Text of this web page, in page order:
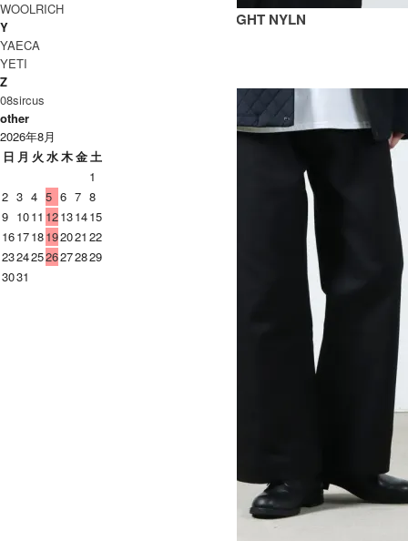
MASSEY SNM - 1380WR FEATHERLIGHT NYLN
209,000円(税込)
STUDIO NICHOLSON
スタジオニコルソン
WOOLRICH
Y
YAECA
YETI
Z
08sircus
other
2026年8月
日 月 火 水木金土
1
2 3 4 5 6 7 8
9 1011 12131415
161718192021 22
23242526272829
3031